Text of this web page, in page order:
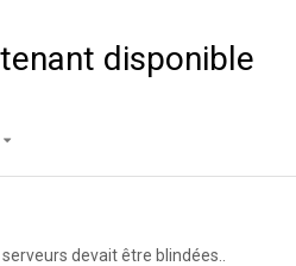
disponible
devait être blindées..